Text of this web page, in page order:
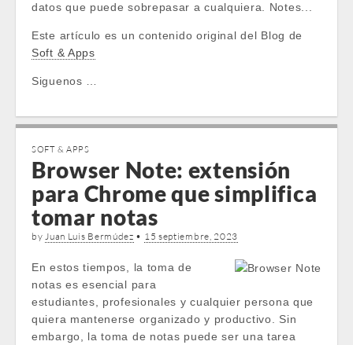
datos que puede sobrepasar a cualquiera. Notes...
Este artículo es un contenido original del Blog de
Soft & Apps
Siguenos …
SOFT & APPS
Browser Note: extensión
para Chrome que simplifica
tomar notas
byJuan Luis Bermúdez • 15 septiembre, 2023
En estos tiempos, la toma de
notas es esencial para
estudiantes, profesionales y cualquier persona que
quiera mantenerse organizado y productivo. Sin
embargo, la toma de notas puede ser una tarea